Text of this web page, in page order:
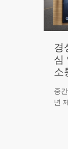
경
심
소
중
년